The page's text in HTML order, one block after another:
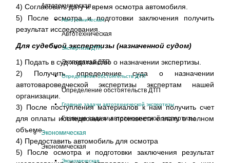
Автотехническая
Автотехническая
Автотехническая
Экспертиза ДТП
Экспертиза ДТП
Определение обстоятельств ДТП
Определение обстоятельств ДТП
Главные задачи автотехнической экспертизы
Главные задачи автотехнической экспертизы
Экономическая
Экономическая
Экономическая
4) Согласовать дату и время осмотра автомобиля.
5) После осмотра и подготовки заключения получить
результат исследования.
Для судебной экспертизы (назначенной судом)
1) Подать в суд ходатайство о назначении экспертизы.
2) Получить определение суда о назначении
автотовароведческой экспертизы экспертам нашей
организации.
3) После поступления материалов к нам получить счет
для оплаты исследвоания и произвести оплату в полном
объеме.
4) Предоставить автомобиль для осмотра
5) После осмотра и подготовки заключения результат